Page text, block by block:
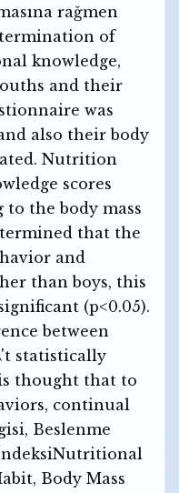
rağmen
of
knowledge,
and their
was
also their body
Nutrition
scores
to the body mass
that the
and
than boys, this
(p<0.05).
between
statistically
thought that to
continual
Beslenme
İndeksiNutritional
Body Mass